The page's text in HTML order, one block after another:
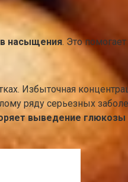
насыщения. Это
Избыточная
ряду серьезных
выведение